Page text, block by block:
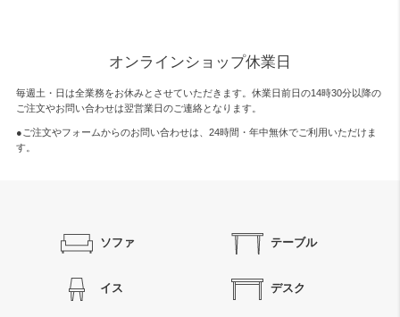
オンラインショップ休業日
毎週土・日は全業務をお休みとさせていただきます。休業日前日の14時30分以降の
ご注文やお問い合わせは翌営業日のご連絡となります。
●ご注文やフォームからのお問い合わせは、 24時間・年中無休でご利用いただけま
す。
ソファ テーブル
イス デスク